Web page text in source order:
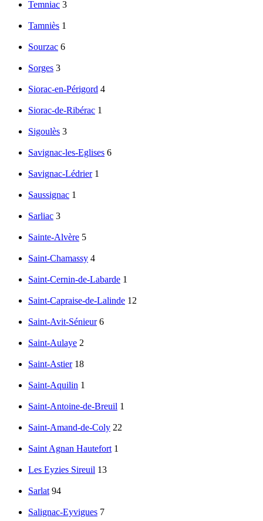
Temniac 3
Tamniès 1
Sourzac 6
Sorges 3
Siorac-en-Périgord 4
Siorac-de-Ribérac 1
Sigoulès 3
Savignac-les-Eglises 6
Savignac-Lédrier 1
Saussignac 1
Sarliac 3
Sainte-Alvère 5
Saint-Chamassy 4
Saint-Cernin-de-Labarde 1
Saint-Capraise-de-Lalinde 12
Saint-Avit-Sénieur 6
Saint-Aulaye 2
Saint-Astier 18
Saint-Aquilin 1
Saint-Antoine-de-Breuil 1
Saint-Amand-de-Coly 22
Saint Agnan Hautefort 1
Les Eyzies Sireuil 13
Sarlat 94
Salignac-Eyvigues 7